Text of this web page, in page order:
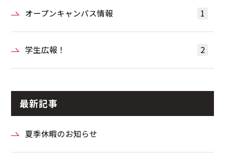
オープンキャンパス情報 1
学生広報！ 2
最新記事
夏季休暇のお知らせ